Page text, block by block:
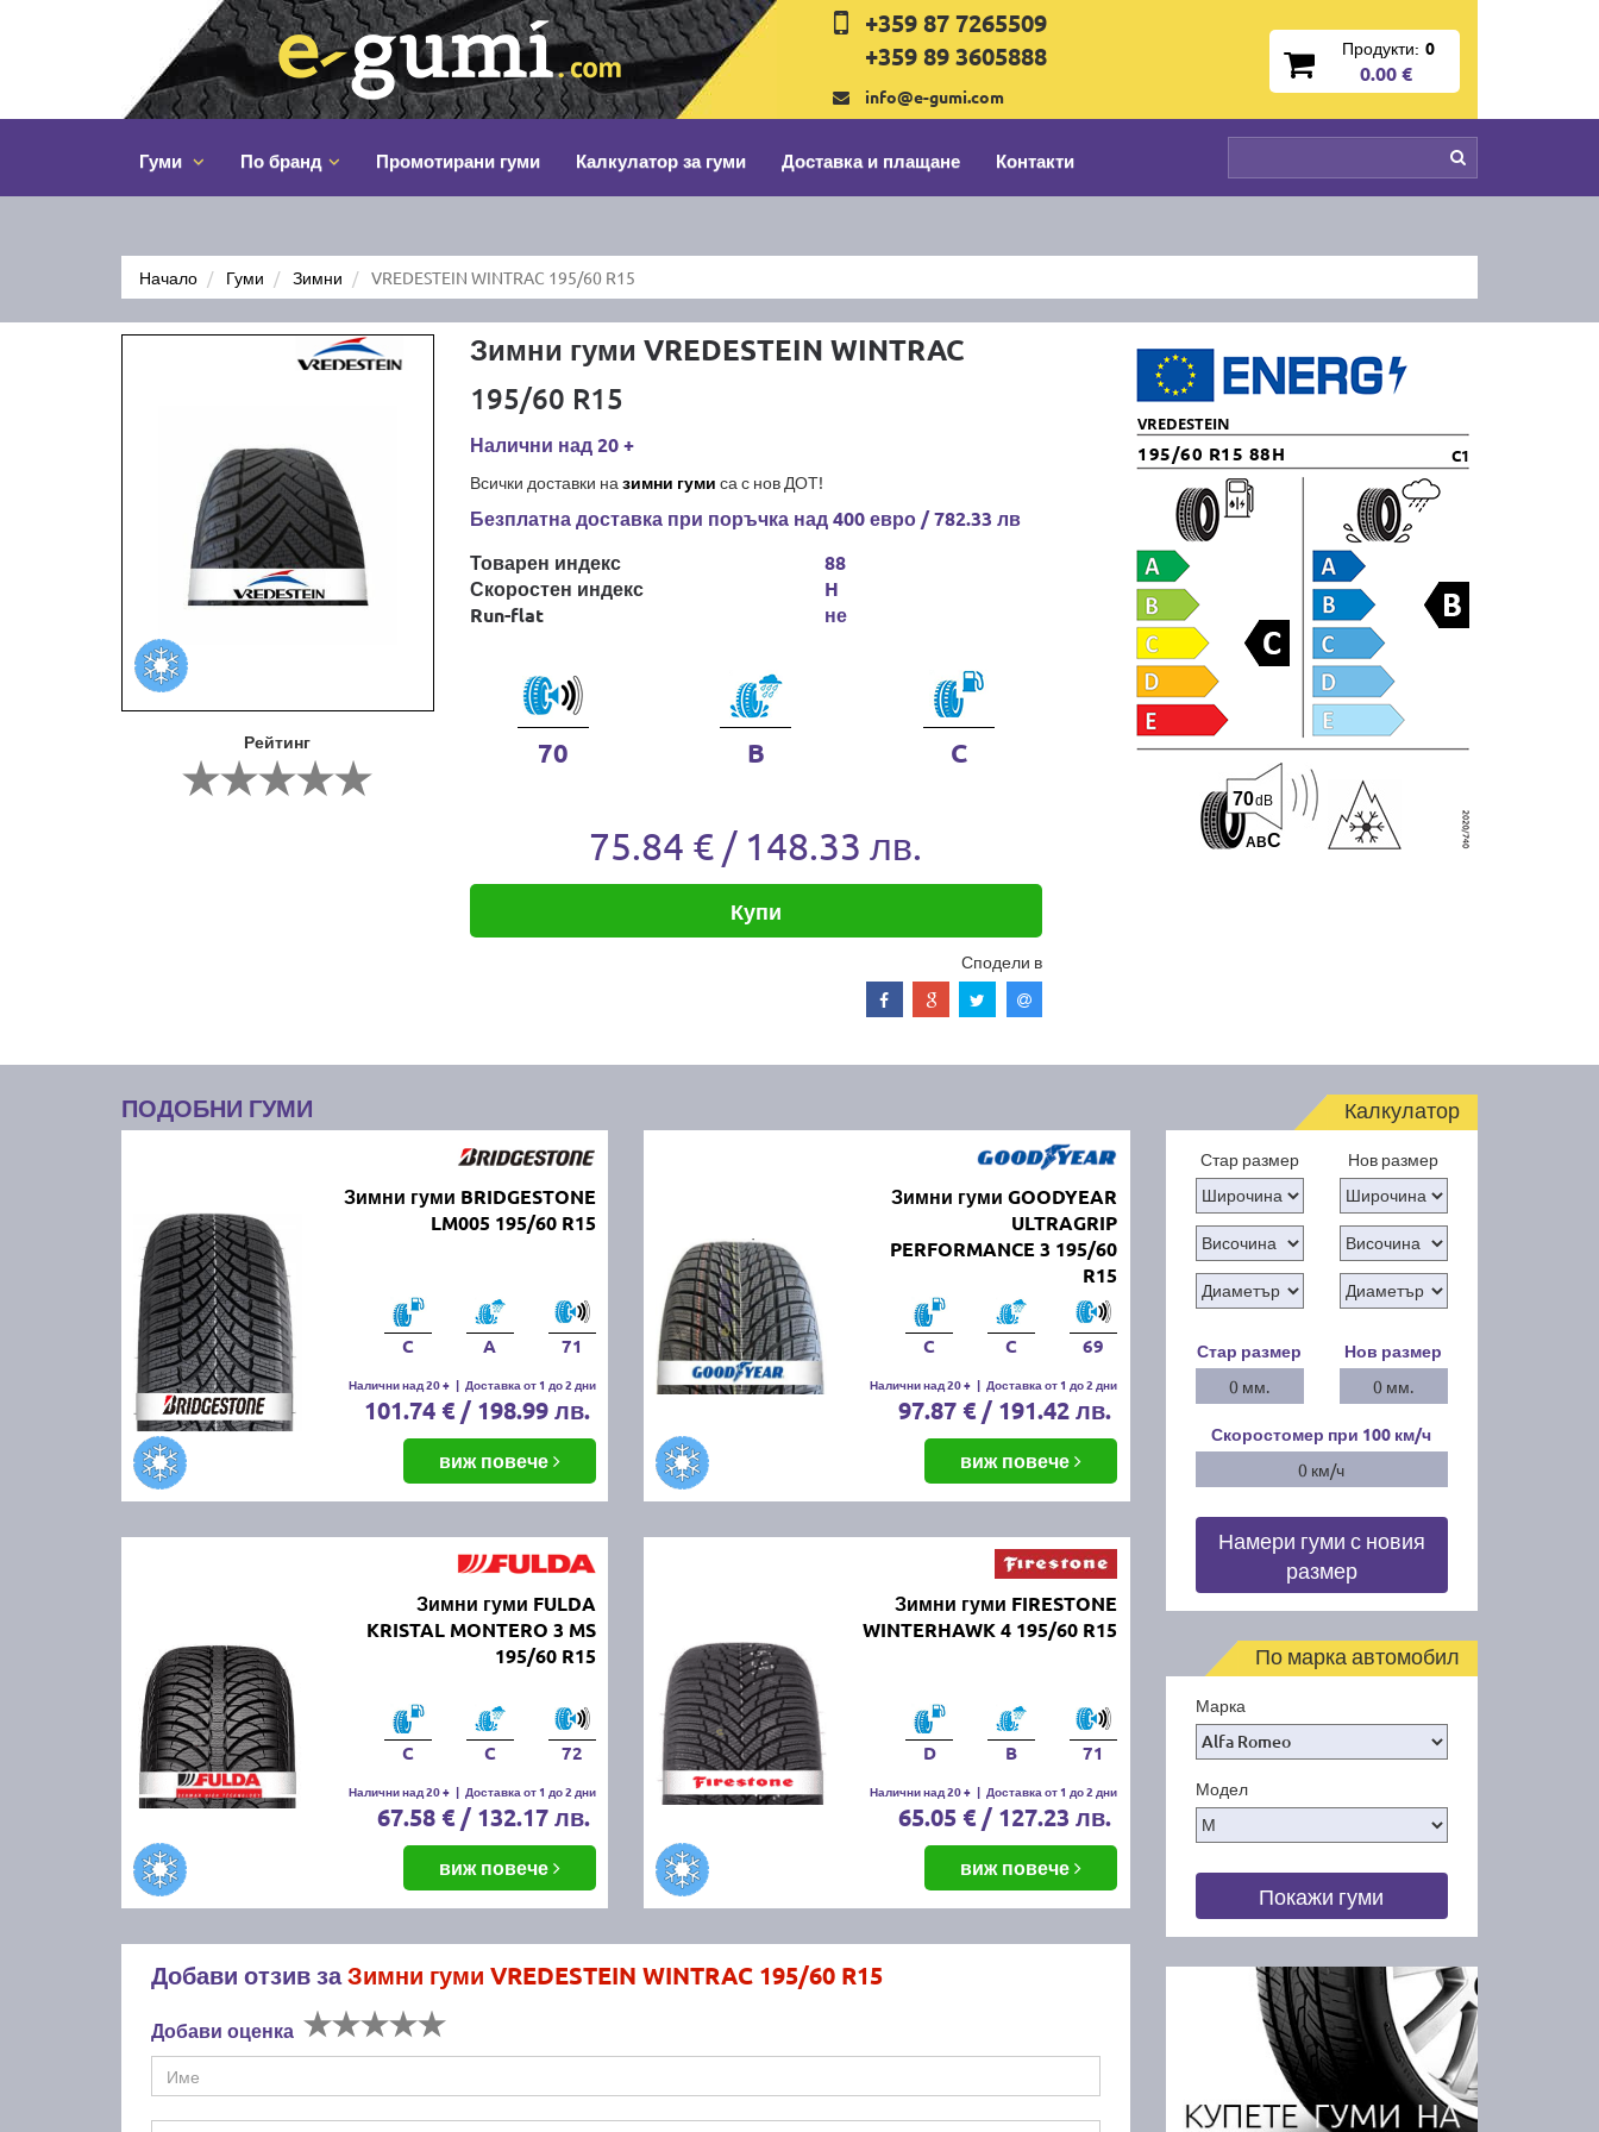
+359 87 7265509
+359 89 3605888
info@e-gumi.com
Продукти: 0
0.00 €
Гуми По бранд Промотирани гуми Калкулатор за гуми Доставка и плащане Контакти
Начало Гуми Зимни VREDESTEIN WINTRAC 195/60 R15
Рейтинг
Зимни гуми VREDESTEIN WINTRAC
195/60 R15
Налични над 20 +
Всички доставки на зимни гуми са с нов ДОТ!
Безплатна доставка при поръчка над 400 евро / 782.33 лв
Товарен индекс
Скоростен индекс
Run-flat
88
H
не
70 B C
75.84 € / 148.33 лв.
Купи
Сподели в
VREDESTEIN
195/60 R15 88H C1
A BC
70dB
ПОДОБНИ ГУМИ
Зимни гуми BRIDGESTONE
LM005 195/60 R15
C A 71
Налични над 20 + | Доставка от 1 до 2 дни
101.74 € / 198.99 лв.
виж повече
Зимни гуми GOODYEAR
ULTRAGRIP
PERFORMANCE 3 195/60
R15
C C 69
Налични над 20 + | Доставка от 1 до 2 дни
97.87 € / 191.42 лв.
виж повече
Зимни гуми FULDA
KRISTAL MONTERO 3 MS
195/60 R15
C C 72
Налични над 20 + | Доставка от 1 до 2 дни
67.58 € / 132.17 лв.
виж повече
Зимни гуми FIRESTONE
WINTERHAWK 4 195/60 R15
D B 71
Налични над 20 + | Доставка от 1 до 2 дни
65.05 € / 127.23 лв.
виж повече
Добави отзив заЗимни гуми VREDESTEIN WINTRAC 195/60 R15
Добави оценка
Калкулатор
Стар размер Нов размер
Стар размер
0 мм.
Нов размер
0 мм.
Скоростомер при 100 км/ч
0 км/ч
Намери гуми с новия
размер
По марка автомобил
Марка
Модел
Покажи гуми